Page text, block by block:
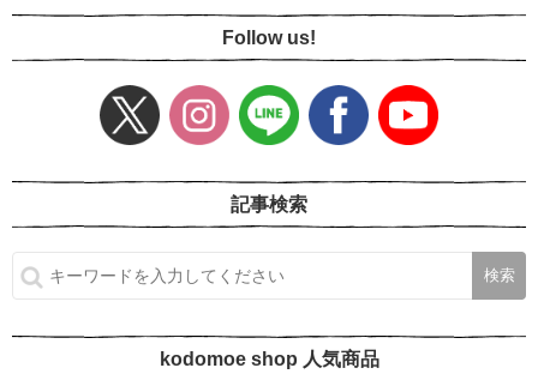
Follow us!
記事検索
kodomoe shop 人気商品